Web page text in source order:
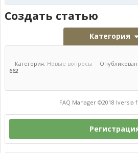
Создать статью
Категория
Категория: Новые вопросы
662
FAQ Manager ©2018 Iversia